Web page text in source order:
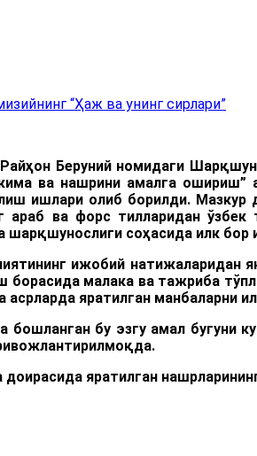
Беруний номидаги
ва нашрини амалга ошириш”
ишлари олиб борилди. Мазкур
араб ва форс тилларидан
шарқшунослиги соҳасида илк бор
ижобий натижаларидан яна
борасида малака ва тажриба
асрларда яратилган
бу эзгу амал бугуни
яратилган